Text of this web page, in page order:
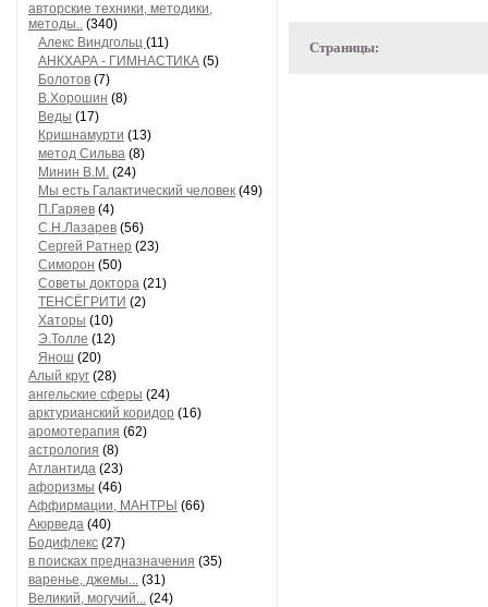
авторские техники, методики,
методы.. (340)
Алекс Виндгольц (11)
АНКХАРА - ГИМНАСТИКА (5)
Болотов (7)
В.Хорошин (8)
Веды (17)
Кришнамурти (13)
метод Сильва (8)
Минин В.М. (24)
Мы есть Галактический человек (49)
П.Гаряев (4)
С.Н.Лазарев (56)
Сергей Ратнер (23)
Симорон (50)
Советы доктора (21)
ТЕНСЁГРИТИ (2)
Хаторы (10)
Э.Толле (12)
Янош (20)
Алый круг (28)
ангельские сферы (24)
арктурианский коридор (16)
аромотерапия (62)
астрология (8)
Атлантида (23)
афоризмы (46)
Аффирмации, МАНТРЫ (66)
Аюрведа (40)
Бодифлекс (27)
в поисках предназначения (35)
варенье, джемы... (31)
Великий, могучий... (24)
Страницы: